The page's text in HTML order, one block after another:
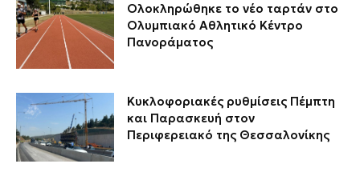
Ολοκληρώθηκε το νέο ταρτάν στο
Ολυμπιακό Αθλητικό Κέντρο
Πανοράματος
Κυκλοφοριακές ρυθμίσεις Πέμπτη
και Παρασκευή στον
Περιφερειακό της Θεσσαλονίκης